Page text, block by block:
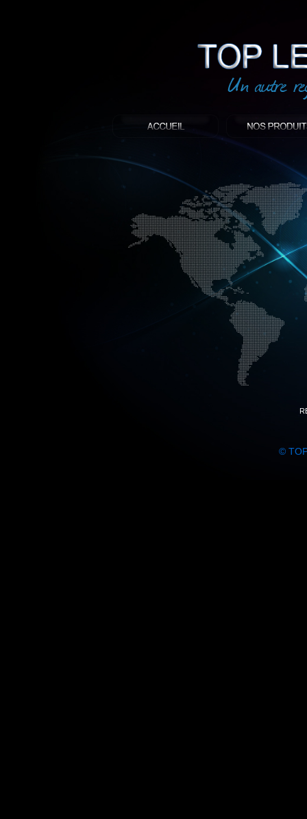
©
: Top led world
Produit décoratif led
Objet publicitaire led
éclairage blanc led
Enseigne publicitaire
Fabriquant et distributeur français
gamme à base de LED.
led, Topledworld, top led world, top
économie énergie, edf, lumière,